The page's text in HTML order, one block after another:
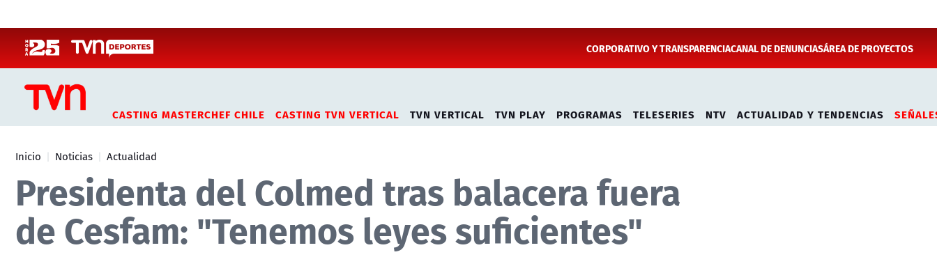
CORPORATIVO Y TRANSPARENCIACANAL DE DENUNCIASÁREA DE PROYECTOS
CASTING MASTERCHEF CHILE CASTING TVN VERTICAL TVN VERTICAL TVN PLAY PROGRAMAS TELESERIES NTV ACTUALIDAD Y TENDENCIAS
Inicio Noticias Actualidad
Presidenta del Colmed tras balacera fuera
de Cesfam: "Tenemos leyes suficientes"